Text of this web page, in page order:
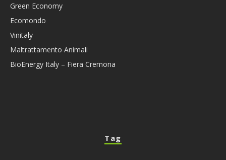
Green Economy
Ecomondo
Vinitaly
Maltrattamento Animali
BioEnergy Italy – Fiera Cremona
Tag